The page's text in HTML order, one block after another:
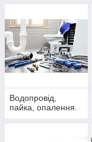
Водопровід,
пайка, опалення.